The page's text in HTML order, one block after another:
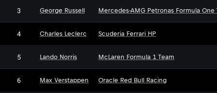
3 George Russell Mercedes-AMG Petronas Formula One
4 Charles Leclerc Scuderia Ferrari HP
5 Lando Norris McLaren Formula 1 Team
6 Max Verstappen Oracle Red Bull Racing